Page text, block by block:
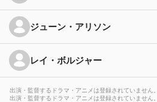
ジューン・アリソン
レイ・ボルジャー
出演・監督するドラマ・アニメは登録されていません。
出演・監督するドラマ・アニメは登録されていません。